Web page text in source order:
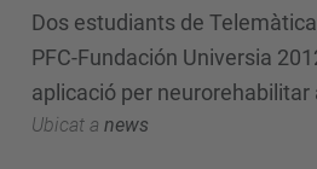
Dos estudiants de
PFC-Fundación Universia
aplicació per neurorehabilitar
Ubicat a news